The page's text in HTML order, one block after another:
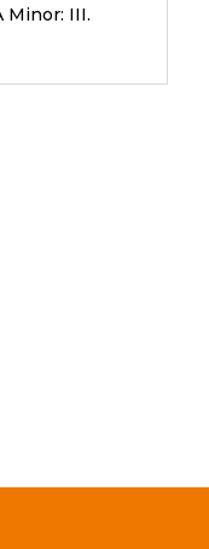
Minor: III.